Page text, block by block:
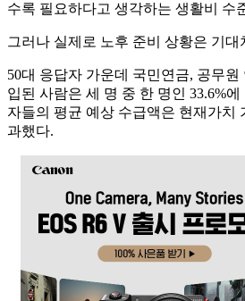
수록 필요하다고 생각하는 생활비 수
그러나 실제로 노후 준비 상황은 기대
50대 응답자 가운데 국민연금, 공무
입된 사람은 세 명 중 한 명인 33.6%
자들의 평균 예상 수급액은 현재가치
과했다.